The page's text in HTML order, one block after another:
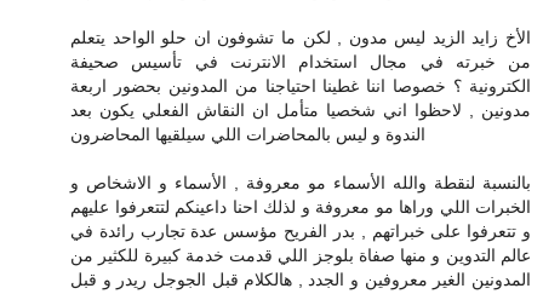
الأخ زايد الزيد ليس مدون , لكن ما تشوفون ان حلو الواحد يتعلم
من خبرته في مجال استخدام الانترنت في تأسيس صحيفة
الكترونية ؟ خصوصا اننا غطينا احتياجنا من المدونين بحضور اربعة
مدونين , لاحظوا اني شخصيا متأمل ان النقاش الفعلي يكون بعد
الندوة و ليس بالمحاضرات اللي سيلقيها المحاضرون
بالنسبة لنقطة والله الأسماء مو معروفة , الأسماء و الاشخاص و
الخبرات اللي وراها مو معروفة و لذلك احنا داعينكم لتتعرفوا عليهم
و تتعرفوا على خبراتهم , بدر الفريح مؤسس عدة تجارب رائدة في
عالم التدوين و منها صفاة بلوجز اللي قدمت خدمة كبيرة للكثير من
المدونين الغير معروفين و الجدد , هالكلام قبل الجوجل ريدر و قبل